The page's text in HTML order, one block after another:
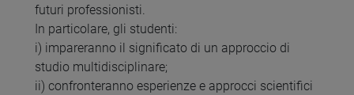
futuri professionisti.
In particolare, gli studenti:
i) impareranno il significato di un approccio di
studio multidisciplinare;
ii) confronteranno esperienze e approcci scientifici